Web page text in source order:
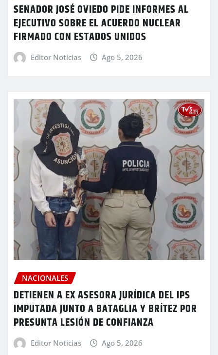
SENADOR JOSÉ OVIEDO PIDE INFORMES AL
EJECUTIVO SOBRE EL ACUERDO NUCLEAR
FIRMADO CON ESTADOS UNIDOS
Editor Noticias Ago 5, 2026
NACIONALES
DETIENEN A EX ASESORA JURÍDICA DEL IPS
IMPUTADA JUNTO A BATAGLIA Y BRÍTEZ POR
PRESUNTA LESIÓN DE CONFIANZA
Editor Noticias Ago 5, 2026